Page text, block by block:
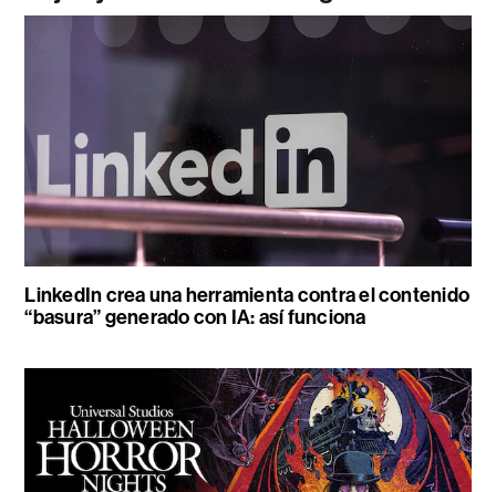
LinkedIn crea una herramienta contra el contenido
“basura” generado con IA: así funciona